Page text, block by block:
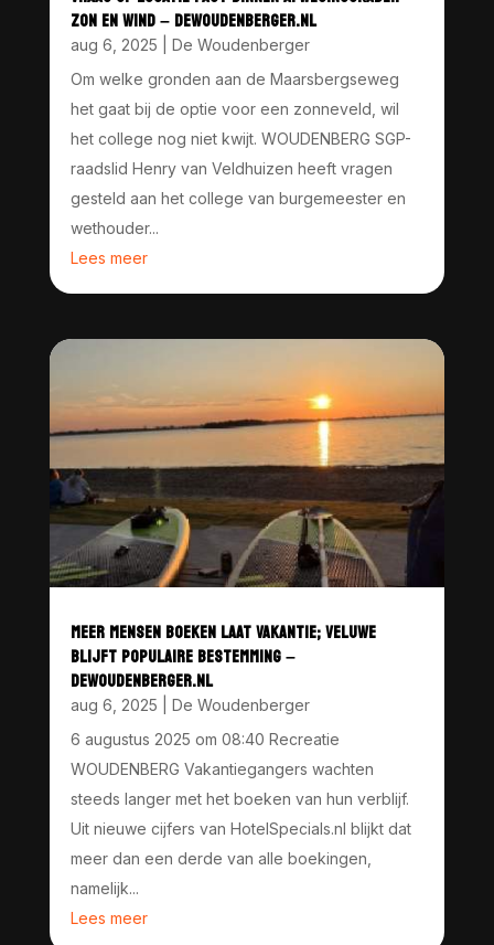
ZON EN WIND – DEWOUDENBERGER.NL
aug 6, 2025
De Woudenberger
Om welke gronden aan de Maarsbergseweg
het gaat bij de optie voor een zonneveld, wil
het college nog niet kwijt. WOUDENBERG SGP-
raadslid Henry van Veldhuizen heeft vragen
gesteld aan het college van burgemeester en
wethouder...
Lees meer
MEER MENSEN BOEKEN LAAT VAKANTIE; VELUWE
BLIJFT POPULAIRE BESTEMMING –
DEWOUDENBERGER.NL
aug 6, 2025
De Woudenberger
6 augustus 2025 om 08:40 Recreatie
WOUDENBERG Vakantiegangers wachten
steeds langer met het boeken van hun verblijf.
Uit nieuwe cijfers van HotelSpecials.nl blijkt dat
meer dan een derde van alle boekingen,
namelijk...
Lees meer